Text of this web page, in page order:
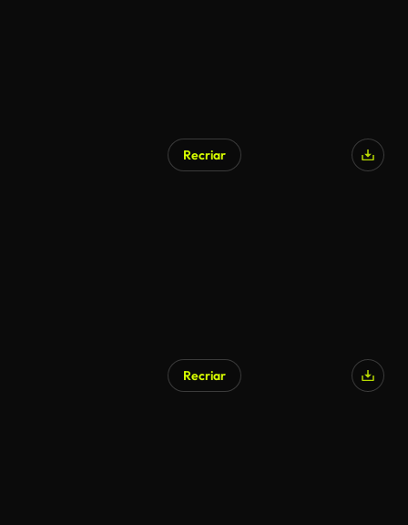
Recriar
Recriar